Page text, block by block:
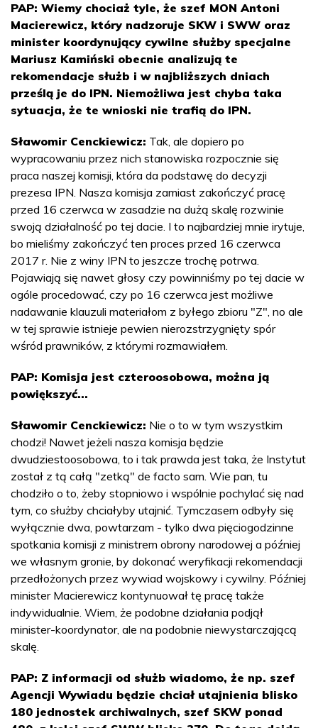
PAP: Wiemy chociaż tyle, że szef MON Antoni
Macierewicz, który nadzoruje SKW i SWW oraz
minister koordynujący cywilne służby specjalne
Mariusz Kamiński obecnie analizują te
rekomendacje służb i w najbliższych dniach
prześlą je do IPN. Niemożliwa jest chyba taka
sytuacja, że te wnioski nie trafią do IPN.
Sławomir Cenckiewicz: Tak, ale dopiero po
wypracowaniu przez nich stanowiska rozpocznie się
praca naszej komisji, która da podstawę do decyzji
prezesa IPN. Nasza komisja zamiast zakończyć pracę
przed 16 czerwca w zasadzie na dużą skalę rozwinie
swoją działalność po tej dacie. I to najbardziej mnie irytuje,
bo mieliśmy zakończyć ten proces przed 16 czerwca
2017 r. Nie z winy IPN to jeszcze trochę potrwa.
Pojawiają się nawet głosy czy powinniśmy po tej dacie w
ogóle procedować, czy po 16 czerwca jest możliwe
nadawanie klauzuli materiałom z byłego zbioru "Z", no ale
w tej sprawie istnieje pewien nierozstrzygnięty spór
wśród prawników, z którymi rozmawiałem.
PAP: Komisja jest czteroosobowa, można ją
powiększyć...
Sławomir Cenckiewicz: Nie o to w tym wszystkim
chodzi! Nawet jeżeli nasza komisja będzie
dwudziestoosobowa, to i tak prawda jest taka, że Instytut
został z tą całą "zetką" de facto sam. Wie pan, tu
chodziło o to, żeby stopniowo i wspólnie pochylać się nad
tym, co służby chciałyby utajnić. Tymczasem odbyły się
wyłącznie dwa, powtarzam - tylko dwa pięciogodzinne
spotkania komisji z ministrem obrony narodowej a później
we własnym gronie, by dokonać weryfikacji rekomendacji
przedłożonych przez wywiad wojskowy i cywilny. Później
minister Macierewicz kontynuował tę pracę także
indywidualnie. Wiem, że podobne działania podjął
minister-koordynator, ale na podobnie niewystarczającą
skalę.
PAP: Z informacji od służb wiadomo, że np. szef
Agencji Wywiadu będzie chciał utajnienia blisko
180 jednostek archiwalnych, szef SKW ponad